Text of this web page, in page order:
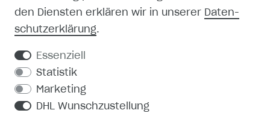
MEIN KONTO
REGISTRIEREN
KONTAKT
PRODUKTKATALOG
den Diensten erklären wir in unserer Daten­
schutz­erklärung.
Essenziell
Statistik
Marketing
DHL Wunschzustellung